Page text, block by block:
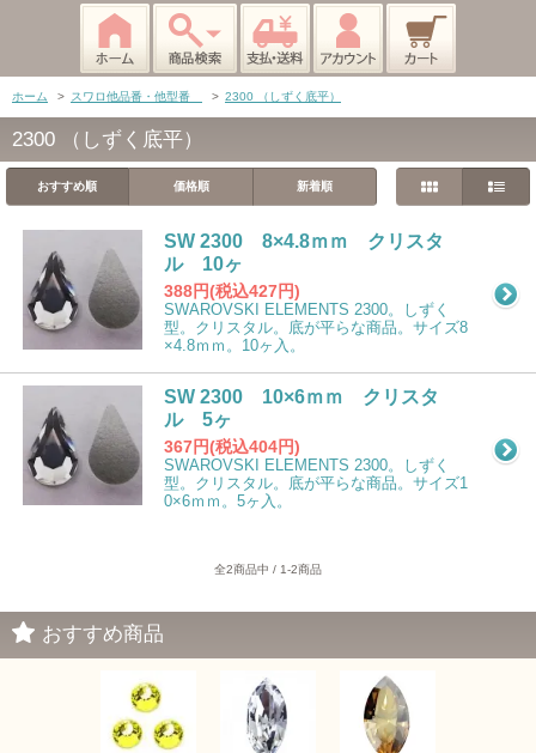
ホーム > スワロ他品番・他型番 > 2300 （しずく底平）
2300 （しずく底平）
おすすめ順 価格順 新着順
SW 2300 8×4.8ｍｍ クリスタ
ル 10ヶ
388円(税込427円)
SWAROVSKI ELEMENTS 2300。しずく
型。クリスタル。底が平らな商品。サイズ8
×4.8ｍｍ。10ヶ入。
SW 2300 10×6ｍｍ クリスタ
ル 5ヶ
367円(税込404円)
SWAROVSKI ELEMENTS 2300。しずく
型。クリスタル。底が平らな商品。サイズ1
0×6ｍｍ。5ヶ入。
全2商品中 / 1-2商品
おすすめ商品